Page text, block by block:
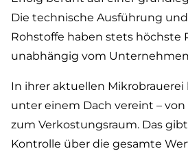
Die technische Ausführung
Rohstoffe haben stets höchste
unabhängig vom
In ihrer aktuellen Mikrobrauerei
unter einem Dach vereint –
zum Verkostungsraum. Das
Kontrolle über die gesamte